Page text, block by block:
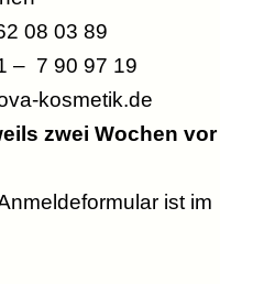
08 03 89
97 19
kosmetik.de
zwei Wochen vor
ist im